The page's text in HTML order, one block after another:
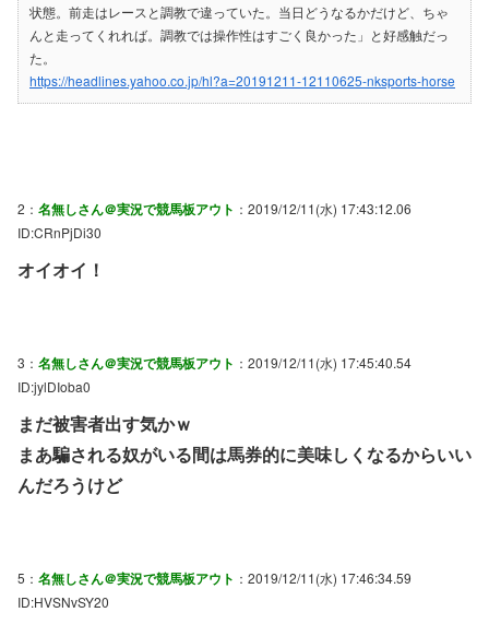
状態。前走はレースと調教で違っていた。当日どうなるかだけど、ちゃ
んと走ってくれれば。調教では操作性はすごく良かった」と好感触だっ
た。
https://headlines.yahoo.co.jp/hl?a=20191211-12110625-nksports-horse
2： 名無しさん＠実況で競馬板アウト ：2019/12/11(水) 17:43:12.06
ID:CRnPjDi30
オイオイ！
3： 名無しさん＠実況で競馬板アウト ：2019/12/11(水) 17:45:40.54
ID:jylDIoba0
まだ被害者出す気かｗ
まあ騙される奴がいる間は馬券的に美味しくなるからいい
んだろうけど
5： 名無しさん＠実況で競馬板アウト ：2019/12/11(水) 17:46:34.59
ID:HVSNvSY20